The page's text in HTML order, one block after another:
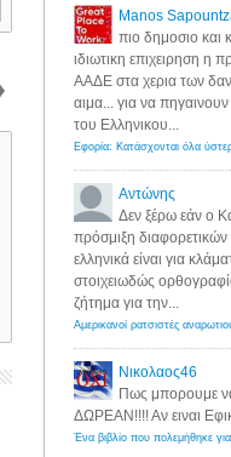
Manos
πιο δημοσιο και
ιδιωτικη επιχειρηση η
ΑΑΔΕ στα χερια των
αιμα... για να
του Ελληνικου...
Αντώνης
Δεν ξέρω εάν ο
πρόσμιξη
ελληνικά είναι για
στοιχειωδώς
ζήτημα για την...
Νικολαος46
Πως μπορουμε
ΔΩΡΕΑΝ!!!! Αν ειναι